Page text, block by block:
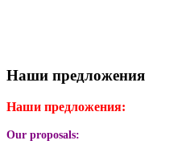
Наши предложения
Наши предложения:
Our proposals: